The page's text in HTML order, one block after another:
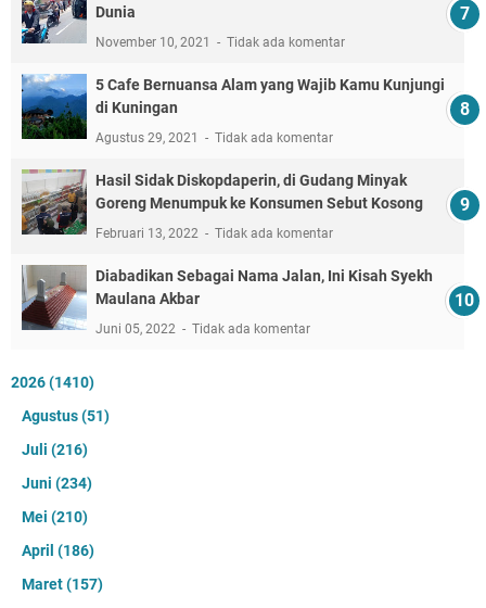
Dunia
November 10, 2021 Tidak ada komentar
5 Cafe Bernuansa Alam yang Wajib Kamu Kunjungi
di Kuningan
Agustus 29, 2021 Tidak ada komentar
Hasil Sidak Diskopdaperin, di Gudang Minyak
Goreng Menumpuk ke Konsumen Sebut Kosong
Februari 13, 2022 Tidak ada komentar
Diabadikan Sebagai Nama Jalan, Ini Kisah Syekh
Maulana Akbar
Juni 05, 2022 Tidak ada komentar
2026(1410)
Agustus(51)
Juli (216)
Juni (234)
Mei (210)
April (186)
Maret(157)